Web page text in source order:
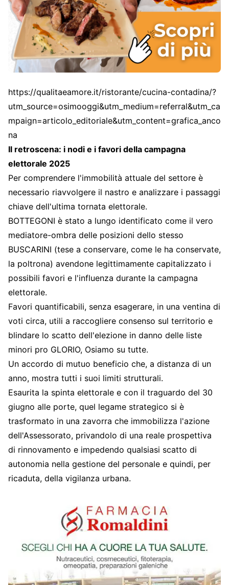
https://qualitaeamore.it/ristorante/cucina-contadina/?
utm_source=osimooggi&utm_medium=referral&utm_ca
mpaign=articolo_editoriale&utm_content=grafica_anco
na
Il retroscena: i nodi e i favori della campagna
elettorale 2025
Per comprendere l'immobilità attuale del settore è
necessario riavvolgere il nastro e analizzare i passaggi
chiave dell'ultima tornata elettorale.
BOTTEGONI è stato a lungo identificato come il vero
mediatore-ombra delle posizioni dello stesso
BUSCARINI (tese a conservare, come le ha conservate,
la poltrona) avendone legittimamente capitalizzato i
possibili favori e l'influenza durante la campagna
elettorale.
Favori quantificabili, senza esagerare, in una ventina di
voti circa, utili a raccogliere consenso sul territorio e
blindare lo scatto dell'elezione in danno delle liste
minori pro GLORIO, Osiamo su tutte.
Un accordo di mutuo beneficio che, a distanza di un
anno, mostra tutti i suoi limiti strutturali.
Esaurita la spinta elettorale e con il traguardo del 30
giugno alle porte, quel legame strategico si è
trasformato in una zavorra che immobilizza l'azione
dell'Assessorato, privandolo di una reale prospettiva
di rinnovamento e impedendo qualsiasi scatto di
autonomia nella gestione del personale e quindi, per
ricaduta, della vigilanza urbana.